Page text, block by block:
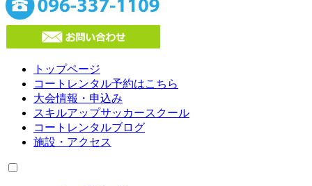
トップページ
コートレンタル予約はこちら
大会情報・申込み
スキルアップサッカースクール
コートレンタルブログ
施設・アクセス